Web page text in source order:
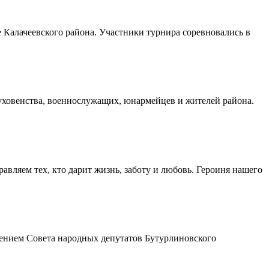
района. Участники турнира соревновались в
военнослужащих, юнармейцев и жителей района.
тех, кто дарит жизнь, заботу и любовь. Героиня нашего
Совета народных депутатов Бутурлиновского